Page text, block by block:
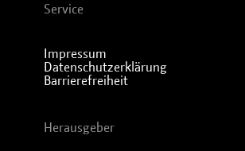
Service
Impressum
Datenschutzerklärung
Barrierefreiheit
Herausgeber